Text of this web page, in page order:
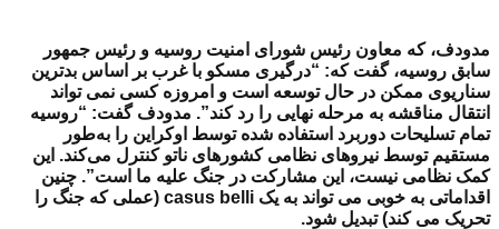
مدودف، که معاون رئیس شورای امنیت روسیه و رئیس جمهور
سابق روسیه، گفت که: “درگیری مسکو با غرب بر اساس بدترین
سناریوی ممکن در حال توسعه است و امروزه کسی نمی تواند
انتقال مناقشه به مرحله نهایی را رد کند”. مدودف گفت: “روسیه
تمام تسلیحات دوربرد استفاده شده توسط اوکراین را به‌طور
مستقیم توسط نیروهای نظامی کشورهای ناتو کنترل می‌کند. این
کمک نظامی نیست، این مشارکت در جنگ علیه ما است”. چنین
اقداماتی به خوبی می تواند به یک casus belli (عملی که جنگ را
تحریک می کند) تبدیل شود.